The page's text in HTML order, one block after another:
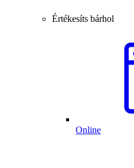
Értékesíts bárhol
Online